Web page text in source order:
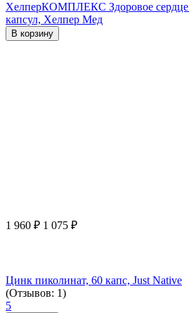
ХелперКОМПЛЕКС Здоровое сердце
капсул, Хелпер Мед
В корзину
1 960 ₽ 1 075 ₽
Цинк пиколинат, 60 капс, Just Native
(Отзывов: 1)
5